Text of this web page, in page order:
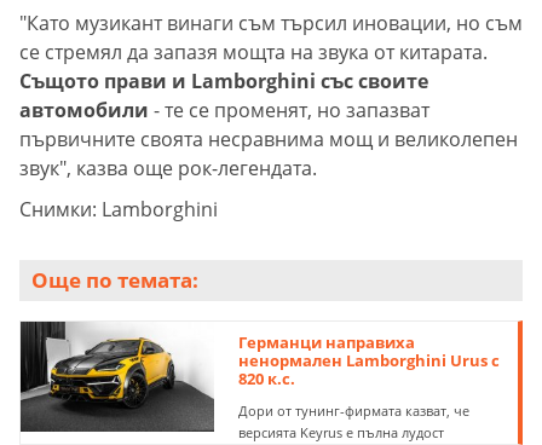
"Като музикант винаги съм търсил иновации, но съм
се стремял да запазя мощта на звука от китарата.
Същото прави и Lamborghini със своите
автомобили - те се променят, но запазват
първичните своята несравнима мощ и великолепен
звук", казва още рок-легендата.
Снимки: Lamborghini
Още по темата:
Германци направиха
ненормален Lamborghini Urus с
820 к.с.
Дори от тунинг-фирмата казват, че
версията Keyrus е пълна лудост